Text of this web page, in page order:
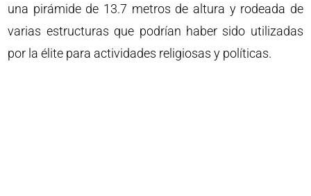
una pirámide de 13.7 metros de altura y rodeada de
varias estructuras que podrían haber sido utilizadas
por la élite para actividades religiosas y políticas.